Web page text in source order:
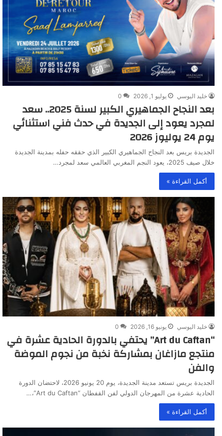
خليد اليوسي يوليو 1, 2026 0
بعد النجاح الجماهيري الكبير لسنة 2025.. سعد
لمجرد يعود إلى الجديدة في حدث فني استثنائي
يوم 24 يوليوز 2026
الجديدة بريس بعد النجاح الجماهيري الكبير الذي حققه حفله بمدينة الجديدة
خلال صيف 2025، يعود النجم المغربي العالمي سعد لمجرد…
أكمل القراءة »
خليد اليوسي يونيو 16, 2026 0
“Art du Caftan” يحتفي بالدورة الحادية عشرة في
منتجع مازاغان بمشاركة نخبة من نجوم الموضة
والفن
الجديدة بريس تستعد مدينة الجديدة، يوم 20 يونيو 2026، لاحتضان الدورة
الحادية عشرة من المهرجان الدولي لفن القفطان “Art du Caftan”،…
أكمل القراءة »